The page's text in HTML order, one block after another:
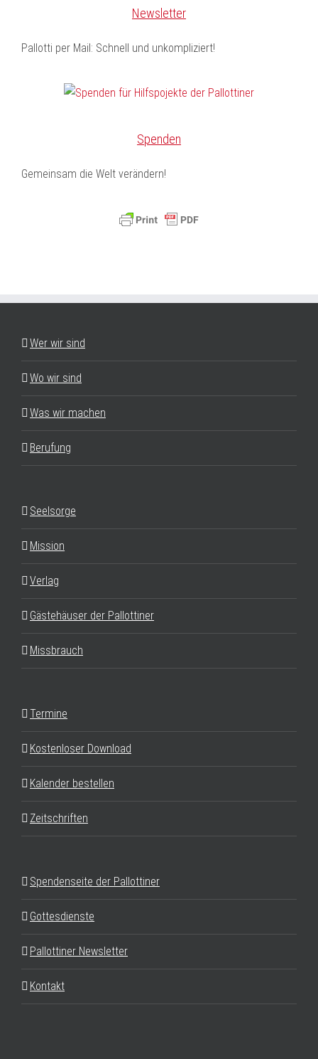
Newsletter
Pallotti per Mail: Schnell und unkompliziert!
Spenden
Gemeinsam die Welt verändern!
Wer wir sind
Wo wir sind
Was wir machen
Berufung
Seelsorge
Mission
Verlag
Gästehäuser der Pallottiner
Missbrauch
Termine
Kostenloser Download
Kalender bestellen
Zeitschriften
Spendenseite der Pallottiner
Gottesdienste
Pallottiner Newsletter
Kontakt